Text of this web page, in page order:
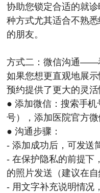
协助您锁定合适的就
种方式尤其适合不熟
的朋友。
方式二：微信沟通——
如果您想更直观地展
预约提供了更大的灵活
● 添加微信：搜索手机
号），添加医院官方微
● 沟通步骤：
- 添加成功后，可发送
- 在保护隐私的前提下
的照片发送（建议在自
- 用文字补充说明情况